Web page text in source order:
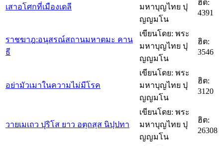
เสาอโศกที่เมืองเดลี
มหาบุญไทย ปุ
ญญมโน
ฮิต:
4391
ราชฆาฎ:อนุสรณ์สถานมหาตมะ คาน
ธี
เขียนโดย: พระ
มหาบุญไทย ปุ
ญญมโน
ฮิต:
3546
อย่ามัวเมาในความไม่มีโรค
เขียนโดย: พระ
มหาบุญไทย ปุ
ญญมโน
ฮิต:
3120
วายเมเถว ปุริโส ยาว อตฺถสฺส นิปฺปทา
เขียนโดย: พระ
มหาบุญไทย ปุ
ญญมโน
ฮิต:
26308